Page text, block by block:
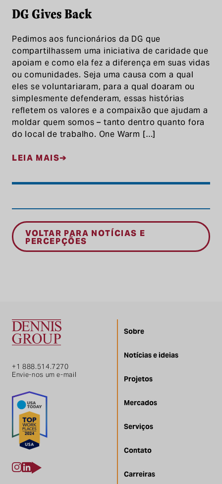
DG Gives Back
Pedimos aos funcionários da DG que
compartilhassem uma iniciativa de caridade que
apoiam e como ela fez a diferença em suas vidas
ou comunidades. Seja uma causa com a qual
eles se voluntariaram, para a qual doaram ou
simplesmente defenderam, essas histórias
refletem os valores e a compaixão que ajudam a
moldar quem somos – tanto dentro quanto fora
do local de trabalho. One Warm […]
LEIA MAIS
VOLTAR PARA NOTÍCIAS E
PERCEPÇÕES
+1 888.514.7270
Envie-nos um e-mail
Sobre
Notícias e ideias
Projetos
Mercados
Serviços
Contato
Carreiras